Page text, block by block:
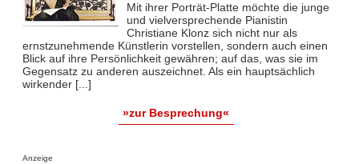
Mit ihrer Porträt-Platte möchte die junge
und vielversprechende Pianistin
Christiane Klonz sich nicht nur als
ernstzunehmende Künstlerin vorstellen, sondern auch einen
Blick auf ihre Persönlichkeit gewähren; auf das, was sie im
Gegensatz zu anderen auszeichnet. Als ein hauptsächlich
wirkender [...]
»zur Besprechung«
Anzeige